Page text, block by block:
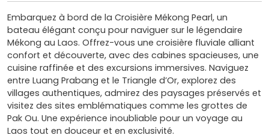
Embarquez à bord de la Croisière Mékong Pearl, un
bateau élégant conçu pour naviguer sur le légendaire
Mékong au Laos. Offrez-vous une croisière fluviale alliant
confort et découverte, avec des cabines spacieuses, une
cuisine raffinée et des excursions immersives. Naviguez
entre Luang Prabang et le Triangle d’Or, explorez des
villages authentiques, admirez des paysages préservés et
visitez des sites emblématiques comme les grottes de
Pak Ou. Une expérience inoubliable pour un voyage au
Laos tout en douceur et en exclusivité.